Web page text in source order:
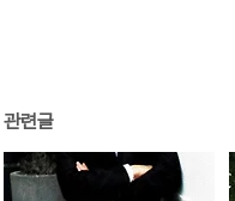
관련글